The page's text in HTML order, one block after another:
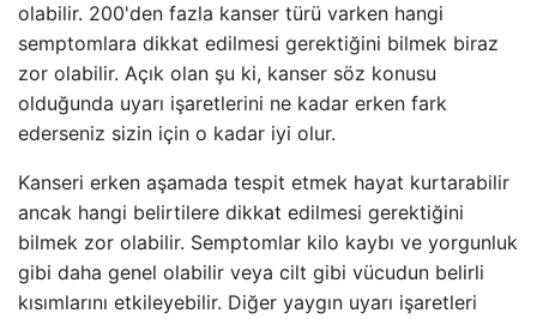
olabilir. 200'den fazla kanser türü varken hangi
semptomlara dikkat edilmesi gerektiğini bilmek biraz
zor olabilir. Açık olan şu ki, kanser söz konusu
olduğunda uyarı işaretlerini ne kadar erken fark
ederseniz sizin için o kadar iyi olur.
Kanseri erken aşamada tespit etmek hayat kurtarabilir
ancak hangi belirtilere dikkat edilmesi gerektiğini
bilmek zor olabilir. Semptomlar kilo kaybı ve yorgunluk
gibi daha genel olabilir veya cilt gibi vücudun belirli
kısımlarını etkileyebilir. Diğer yaygın uyarı işaretleri